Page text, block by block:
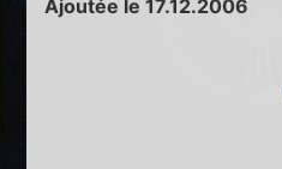
Ajoutée le 17.12.2006